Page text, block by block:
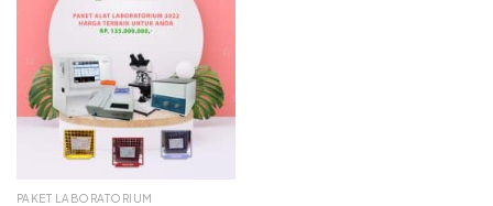
Add to
wishlist
PAKET LABORATORIUM